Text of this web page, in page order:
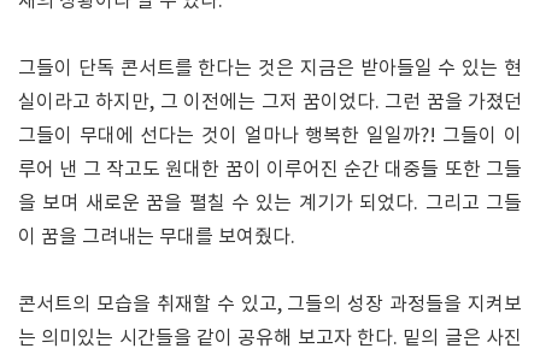
그들이 단독 콘서트를 한다는 것은 지금은 받아들일 수 있는 현
실이라고 하지만, 그 이전에는 그저 꿈이었다. 그런 꿈을 가졌던
그들이 무대에 선다는 것이 얼마나 행복한 일일까?! 그들이 이
루어 낸 그 작고도 원대한 꿈이 이루어진 순간 대중들 또한 그들
을 보며 새로운 꿈을 펼칠 수 있는 계기가 되었다. 그리고 그들
이 꿈을 그려내는 무대를 보여줬다.
콘서트의 모습을 취재할 수 있고, 그들의 성장 과정들을 지켜보
는 의미있는 시간들을 같이 공유해 보고자 한다. 밑의 글은 사진